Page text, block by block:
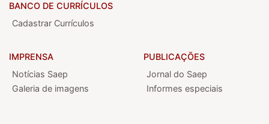
BANCO DE CURRÍCULOS
Cadastrar Currículos
IMPRENSA
Notícias Saep
Galeria de imagens
PUBLICAÇÕES
Jornal do Saep
Informes especiais